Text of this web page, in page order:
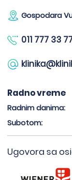
Gospodara
011 777 33
Radno vreme
Radnim danima:
Subotom:
Ugovora sa